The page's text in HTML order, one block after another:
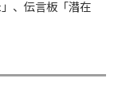
、伝言板「潜在